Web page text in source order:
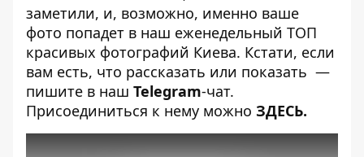
заметили, и, возможно, именно ваше
фото попадет в наш еженедельный ТОП
красивых фотографий Киева. Кстати, если
вам есть, что рассказать или показать —
пишите в наш Telegram-чат.
Присоединиться к нему можно ЗДЕСЬ.